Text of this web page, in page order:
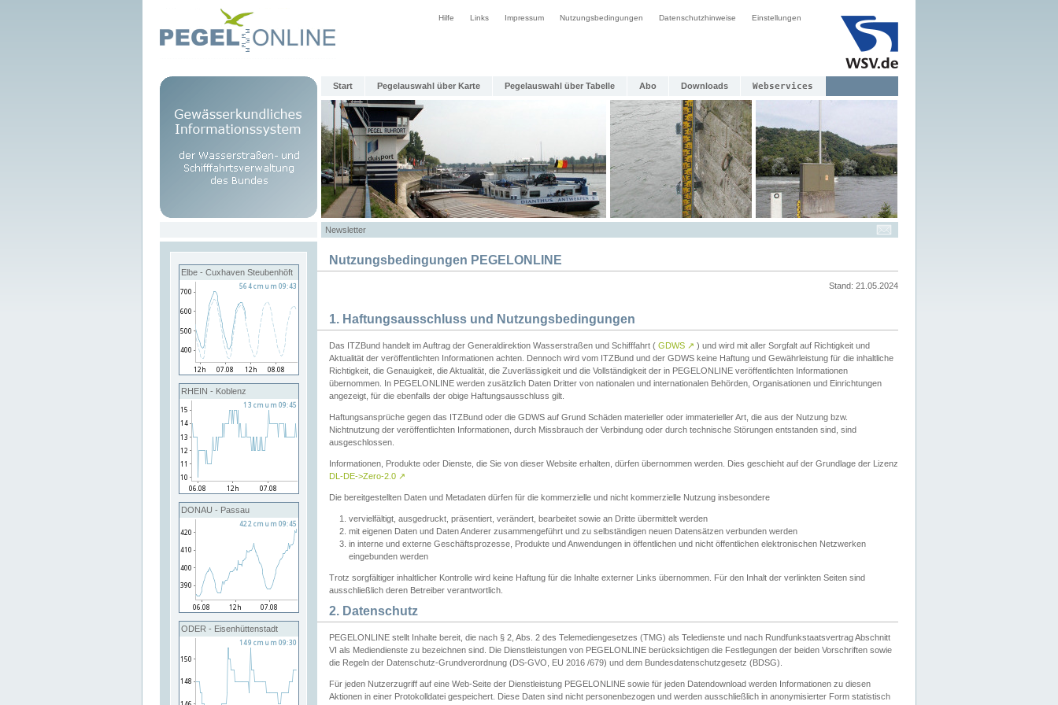
Hilfe Links Impressum Nutzungsbedingungen Datenschutzhinweise Einstellungen
Start Pegelauswahl über Karte Pegelauswahl über Tabelle Abo Downloads Webservices
Newsletter
Elbe - Cuxhaven Steubenhöft
RHEIN - Koblenz
DONAU - Passau
ODER - Eisenhüttenstadt
Nutzungsbedingungen PEGELONLINE
Stand: 21.05.2024
1. Haftungsausschluss und Nutzungsbedingungen
Das ITZBund handelt im Auftrag der Generaldirektion Wasserstraßen und Schifffahrt ( GDWS ↗ ) und wird mit aller Sorgfalt auf Richtigkeit und
Aktualität der veröffentlichten Informationen achten. Dennoch wird vom ITZBund und der GDWS keine Haftung und Gewährleistung für die inhaltliche
Richtigkeit, die Genauigkeit, die Aktualität, die Zuverlässigkeit und die Vollständigkeit der in PEGELONLINE veröffentlichten Informationen
übernommen. In PEGELONLINE werden zusätzlich Daten Dritter von nationalen und internationalen Behörden, Organisationen und Einrichtungen
angezeigt, für die ebenfalls der obige Haftungsausschluss gilt.
Haftungsansprüche gegen das ITZBund oder die GDWS auf Grund Schäden materieller oder immaterieller Art, die aus der Nutzung bzw.
Nichtnutzung der veröffentlichten Informationen, durch Missbrauch der Verbindung oder durch technische Störungen entstanden sind, sind
ausgeschlossen.
Informationen, Produkte oder Dienste, die Sie von dieser Website erhalten, dürfen übernommen werden. Dies geschieht auf der Grundlage der Lizenz
DL-DE->Zero-2.0 ↗
Die bereitgestellten Daten und Metadaten dürfen für die kommerzielle und nicht kommerzielle Nutzung insbesondere
vervielfältigt, ausgedruckt, präsentiert, verändert, bearbeitet sowie an Dritte übermittelt werden
mit eigenen Daten und Daten Anderer zusammengeführt und zu selbständigen neuen Datensätzen verbunden werden
in interne und externe Geschäftsprozesse, Produkte und Anwendungen in öffentlichen und nicht öffentlichen elektronischen Netzwerken
eingebunden werden
Trotz sorgfältiger inhaltlicher Kontrolle wird keine Haftung für die Inhalte externer Links übernommen. Für den Inhalt der verlinkten Seiten sind
ausschließlich deren Betreiber verantwortlich.
2. Datenschutz
PEGELONLINE stellt Inhalte bereit, die nach § 2, Abs. 2 des Telemediengesetzes (TMG) als Teledienste und nach Rundfunkstaatsvertrag Abschnitt
VI als Mediendienste zu bezeichnen sind. Die Dienstleistungen von PEGELONLINE berücksichtigen die Festlegungen der beiden Vorschriften sowie
die Regeln der Datenschutz-Grundverordnung (DS-GVO, EU 2016 /679) und dem Bundesdatenschutzgesetz (BDSG).
Für jeden Nutzerzugriff auf eine Web-Seite der Dienstleistung PEGELONLINE sowie für jeden Datendownload werden Informationen zu diesen
Aktionen in einer Protokolldatei gespeichert. Diese Daten sind nicht personenbezogen und werden ausschließlich in anonymisierter Form statistisch